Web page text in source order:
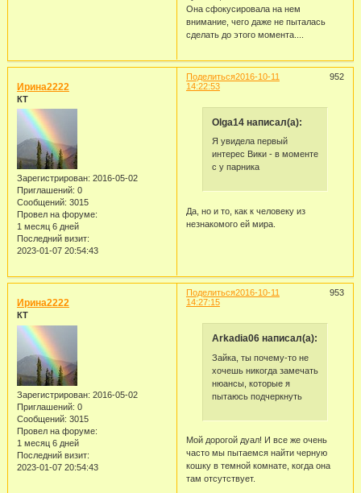
Она сфокусировала на нем
внимание, чего даже не пыталась
сделать до этого момента....
Поделиться 952
2016-10-11
14:22:53
Ирина2222
КТ
Зарегистрирован: 2016-05-02
Приглашений: 0
Сообщений: 3015
Провел на форуме:
1 месяц 6 дней
Последний визит:
2023-01-07 20:54:43
Olga14 написал(а):
Я увидела первый
интерес Вики - в моменте
с у парника
Да, но и то, как к человеку из
незнакомого ей мира.
Поделиться 953
2016-10-11
14:27:15
Ирина2222
КТ
Зарегистрирован: 2016-05-02
Приглашений: 0
Сообщений: 3015
Провел на форуме:
1 месяц 6 дней
Последний визит:
2023-01-07 20:54:43
Arkadia06 написал(а):
Зайка, ты почему-то не
хочешь никогда замечать
нюансы, которые я
пытаюсь подчеркнуть
Мой дорогой дуал! И все же очень
часто мы пытаемся найти черную
кошку в темной комнате, когда она
там отсутствует.